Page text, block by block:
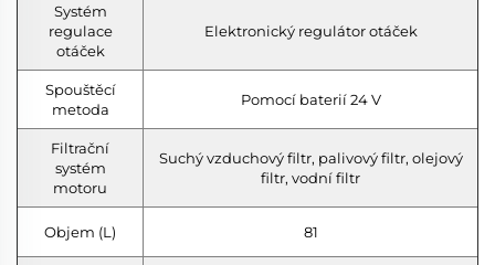
Systém
regulace
otáček
Elektronický regulátor otáček
Spouštěcí
metoda
Pomocí baterií 24 V
Filtrační
systém
motoru
Suchý vzduchový filtr, palivový filtr, olejový
filtr, vodní filtr
Objem (L) 81